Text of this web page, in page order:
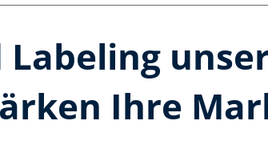
Labeling
Ihre